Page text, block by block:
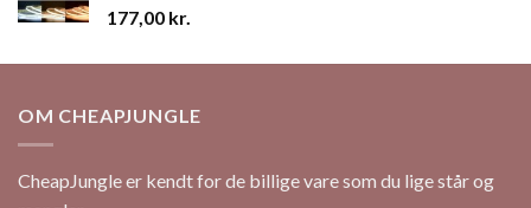
177,00 kr.
OM CHEAPJUNGLE
CheapJungle er kendt for de billige vare som du lige står og